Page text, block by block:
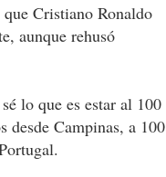
Cristiano Ronaldo
aunque rehusó
lo que es estar al 100
desde Campinas, a 100